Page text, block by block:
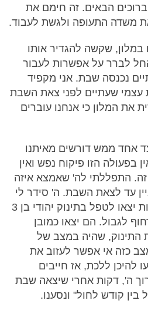
הבאים. זה חימם את
משדה התעופה ולגשת לעבוד.
במלון, שקשה להגדיר אותו
לברר על אפשרות לעבור
נכנסה שבת. אני מקפיד
שעתיים לפני צאת השבת
את המלון כי אנחנו עוברים
אחד ממש דורשים מאיתנו
בפעולה הזו פיקוח נפש ואין
התפללתי לה' שאמצא איזה
עד לצאת השבת. ה' סידר לי
נס, ורופאה עם כמה אחיות יצאו לטפל בתינוק יהודי בן 3
לגבול. הם יצאו כמובן
שהיה במצב של
כזה אי אפשר לעזוב את
להיכן ללכת, אז חייבים
ה', דקות אחרי שיצאה שבת
קודש לחול" ונסענו.